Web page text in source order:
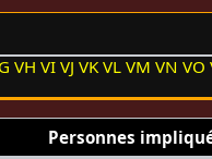
VH VI VJ VK VL VM VN VO
Personnes